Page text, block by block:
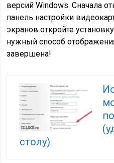
версий Windows. Сначала
панель настройки
экранов откройте
нужный способ
завершена!
столу)